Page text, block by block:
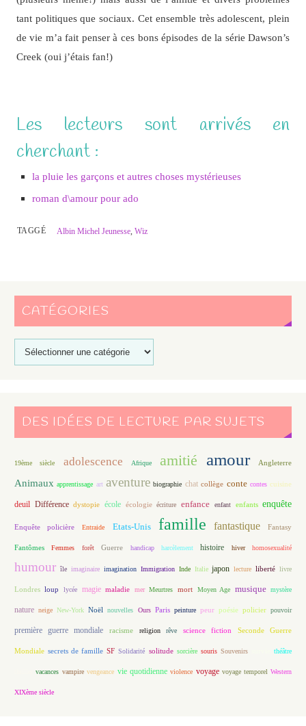
tant politiques que sociaux. Cet ensemble très adolescent, plein
de vie m’a fait penser à ces bons épisodes de la série Dawson’s
Creek (oui j’étais fan!)
Les lecteurs sont arrivés en
cherchant :
la pluie les garçons et autres choses mystérieuses
roman d\amour pour ado
TAGGÉ Albin Michel Jeunesse,Wiz
CATÉGORIES
DES IDÉES DE LECTURE PAR SUJETS
19ème siècle adolescence Afrique amitié amour Angleterre
Animaux apprentissage art aventure biographie chat collège conte contes cuisine
deuil Différence dystopie école écologie écriture enfance enfant enfants enquête
Enquête policière Entraide Etats-Unis famille fantastique Fantasy
Fantômes Femmes forêt Guerre handicap harcèlement histoire hiver homosexualité
humour île imaginaire imagination Immigration Inde Italie japon lecture liberté livre
Londres loup lycée magie maladie mer Meurtres mort Moyen Age musique mystère
nature neige New-York Noël nouvelles Ours Paris peinture peur poésie policier pouvoir
première guerre mondiale racisme religion rêve science fiction Seconde Guerre
Mondiale secrets de famille SF Solidarité solitude sorcière souris Souvenirs théâtre
vacances vampire vengeance vie quotidienne violence voyage voyage temporel Western
XIXème siècle